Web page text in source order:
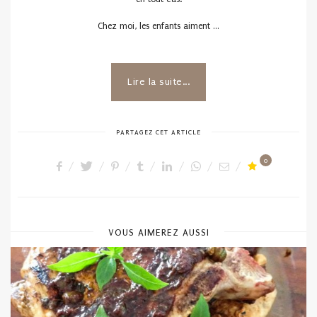
Chez moi, les enfants aiment …
Lire la suite...
PARTAGEZ CET ARTICLE
0
VOUS AIMEREZ AUSSI